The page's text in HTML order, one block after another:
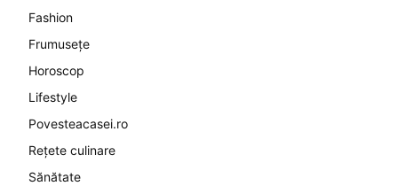
Fashion
Frumusețe
Horoscop
Lifestyle
Povesteacasei.ro
Rețete culinare
Sănătate